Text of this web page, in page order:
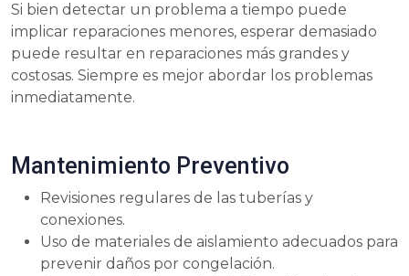
Si bien detectar un problema a tiempo puede
implicar reparaciones menores, esperar demasiado
puede resultar en reparaciones más grandes y
costosas. Siempre es mejor abordar los problemas
inmediatamente.
Mantenimiento Preventivo
Revisiones regulares de las tuberías y
conexiones.
Uso de materiales de aislamiento adecuados para
prevenir daños por congelación.